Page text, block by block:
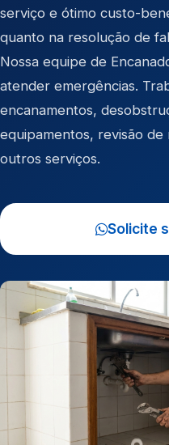
serviço e ótimo custo-
quanto na resolução de
Nossa equipe de
atender emergências.
encanamentos,
equipamentos, revisão de
outros serviços.
Solicite